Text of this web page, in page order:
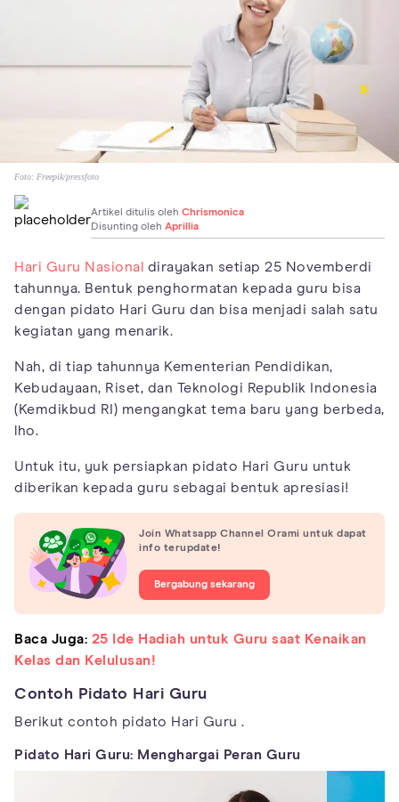
Foto: Freepik/pressfoto
Artikel ditulis oleh Chrismonica
Disunting oleh Aprillia
Hari Guru Nasional dirayakan setiap 25 Novemberdi
tahunnya. Bentuk penghormatan kepada guru bisa
dengan pidato Hari Guru dan bisa menjadi salah satu
kegiatan yang menarik.
Nah, di tiap tahunnya Kementerian Pendidikan,
Kebudayaan, Riset, dan Teknologi Republik Indonesia
(Kemdikbud RI) mengangkat tema baru yang berbeda,
lho.
Untuk itu, yuk persiapkan pidato Hari Guru untuk
diberikan kepada guru sebagai bentuk apresiasi!
Join Whatsapp Channel Orami untuk dapat
info terupdate!
Bergabung sekarang
Baca Juga: 25 Ide Hadiah untuk Guru saat Kenaikan
Kelas dan Kelulusan!
Contoh Pidato Hari Guru
Berikut contoh pidato Hari Guru .
Pidato Hari Guru: Menghargai Peran Guru